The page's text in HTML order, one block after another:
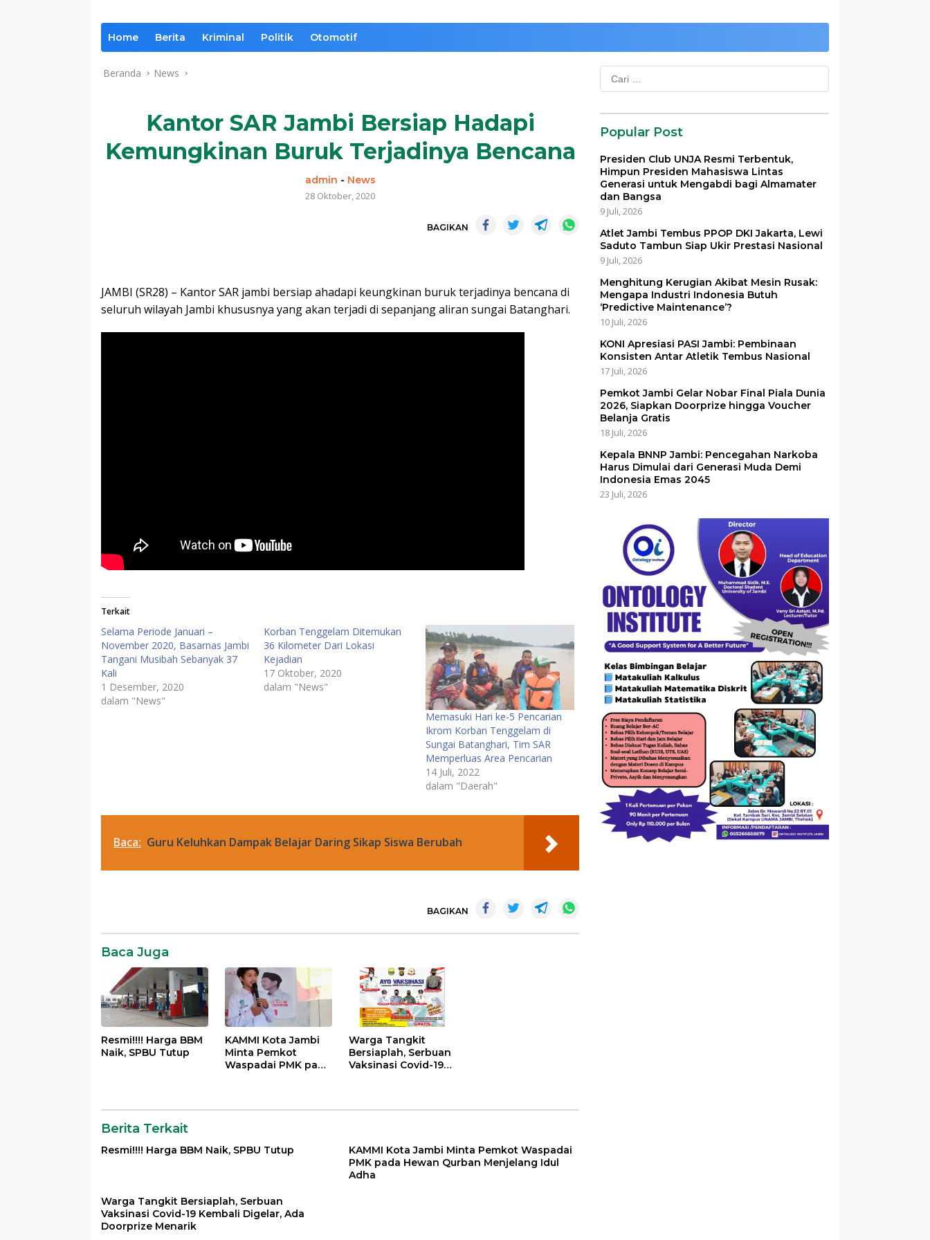
Home Berita Kriminal Politik Otomotif
Beranda News
Kantor SAR Jambi Bersiap Hadapi
Kemungkinan Buruk Terjadinya Bencana
admin - News
28 Oktober, 2020
BAGIKAN
JAMBI (SR28) – Kantor SAR jambi bersiap ahadapi keungkinan buruk terjadinya bencana di
seluruh wilayah Jambi khususnya yang akan terjadi di sepanjang aliran sungai Batanghari.
Terkait
Selama Periode Januari –
November 2020, Basarnas Jambi
Tangani Musibah Sebanyak 37
Kali
1 Desember, 2020
dalam "News"
Korban Tenggelam Ditemukan
36 Kilometer Dari Lokasi
Kejadian
17 Oktober, 2020
dalam "News"
Memasuki Hari ke-5 Pencarian
Ikrom Korban Tenggelam di
Sungai Batanghari, Tim SAR
Memperluas Area Pencarian
14 Juli, 2022
dalam "Daerah"
Baca: Guru Keluhkan Dampak Belajar Daring Sikap Siswa Berubah
Komentar
BAGIKAN
Baca Juga
Resmi!!!! Harga BBM
Naik, SPBU Tutup
KAMMI Kota Jambi
Minta Pemkot
Waspadai PMK pada
Warga Tangkit
Bersiaplah, Serbuan
Vaksinasi Covid-19
Berita Terkait
Resmi!!!! Harga BBM Naik, SPBU Tutup
KAMMI Kota Jambi Minta Pemkot Waspadai
PMK pada Hewan Qurban Menjelang Idul
Adha
Warga Tangkit Bersiaplah, Serbuan
Vaksinasi Covid-19 Kembali Digelar, Ada
Doorprize Menarik
Cari
untuk:
Popular Post
Presiden Club UNJA Resmi Terbentuk,
Himpun Presiden Mahasiswa Lintas
Generasi untuk Mengabdi bagi Almamater
dan Bangsa
9 Juli, 2026
Atlet Jambi Tembus PPOP DKI Jakarta, Lewi
Saduto Tambun Siap Ukir Prestasi Nasional
9 Juli, 2026
Menghitung Kerugian Akibat Mesin Rusak:
Mengapa Industri Indonesia Butuh
‘Predictive Maintenance’?
10 Juli, 2026
KONI Apresiasi PASI Jambi: Pembinaan
Konsisten Antar Atletik Tembus Nasional
17 Juli, 2026
Pemkot Jambi Gelar Nobar Final Piala Dunia
2026, Siapkan Doorprize hingga Voucher
Belanja Gratis
18 Juli, 2026
Kepala BNNP Jambi: Pencegahan Narkoba
Harus Dimulai dari Generasi Muda Demi
Indonesia Emas 2045
23 Juli, 2026